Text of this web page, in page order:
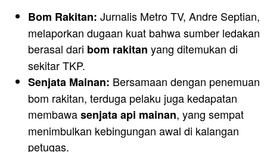
Bom Rakitan: Jurnalis Metro TV, Andre Septian,
melaporkan dugaan kuat bahwa sumber ledakan
berasal dari bom rakitan yang ditemukan di
sekitar TKP.
Senjata Mainan: Bersamaan dengan penemuan
bom rakitan, terduga pelaku juga kedapatan
membawasenjata api mainan, yang sempat
menimbulkan kebingungan awal di kalangan
petugas.